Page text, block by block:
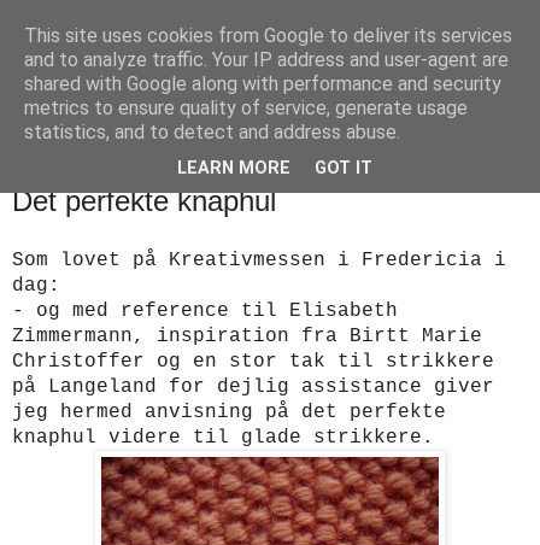
designstrik.dk
.... en side om en yndlingsbeskæftigelse: håndstrik
fredag den 28. oktober 2011
Det perfekte knaphul
Som lovet på Kreativmessen i Fredericia i
dag:
- og med reference til Elisabeth
Zimmermann, inspiration fra Birtt Marie
Christoffer og en stor tak til strikkere
på Langeland for dejlig assistance giver
jeg hermed anvisning på det perfekte
knaphul videre til glade strikkere.
This site uses cookies from Google to deliver its services
and to analyze traffic. Your IP address and user-agent are
shared with Google along with performance and security
metrics to ensure quality of service, generate usage
statistics, and to detect and address abuse.
LEARN MORE GOT IT